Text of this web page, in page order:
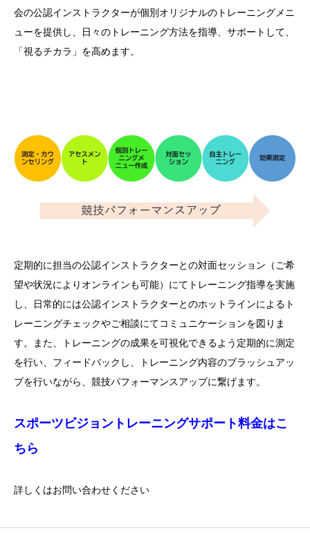
会の公認インストラクターが個別オリジナルのトレーニングメニ
ューを提供し、日々のトレーニング方法を指導、サポートして、
「視るチカラ」を高めます。
定期的に担当の公認インストラクターとの対面セッション（ご希
望や状況によりオンラインも可能）にてトレーニング指導を実施
し、日常的には公認インストラクターとのホットラインによるト
レーニングチェックやご相談にてコミュニケーションを図りま
す。また、トレーニングの成果を可視化できるよう定期的に測定
を行い、フィードバックし、トレーニング内容のブラッシュアッ
プを行いながら、競技パフォーマンスアップに繋げます。
スポーツビジョントレーニングサポート料金はこ
ちら
詳しくはお問い合わせください